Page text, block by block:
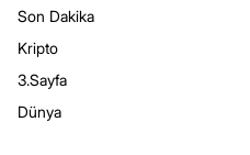
Son Dakika
Kripto
3.Sayfa
Dünya